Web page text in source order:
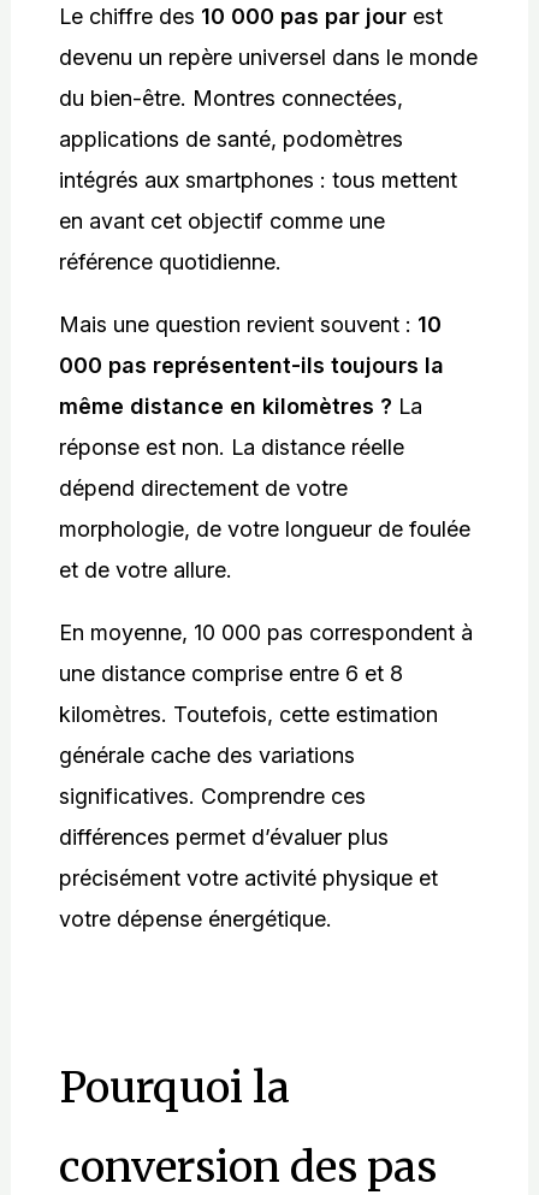
Le chiffre des 10 000 pas par jourest
devenu un repère universel dans le monde
du bien-être. Montres connectées,
applications de santé, podomètres
intégrés aux smartphones : tous mettent
en avant cet objectif comme une
référence quotidienne.
Mais une question revient souvent : 10
000 pas représentent-ils toujours la
même distance en kilomètres ? La
réponse est non. La distance réelle
dépend directement de votre
morphologie, de votre longueur de foulée
et de votre allure.
En moyenne, 10 000 pas correspondent à
une distance comprise entre 6 et 8
kilomètres. Toutefois, cette estimation
générale cache des variations
significatives. Comprendre ces
différences permet d’évaluer plus
précisément votre activité physique et
votre dépense énergétique.
Pourquoi la
conversion des pas